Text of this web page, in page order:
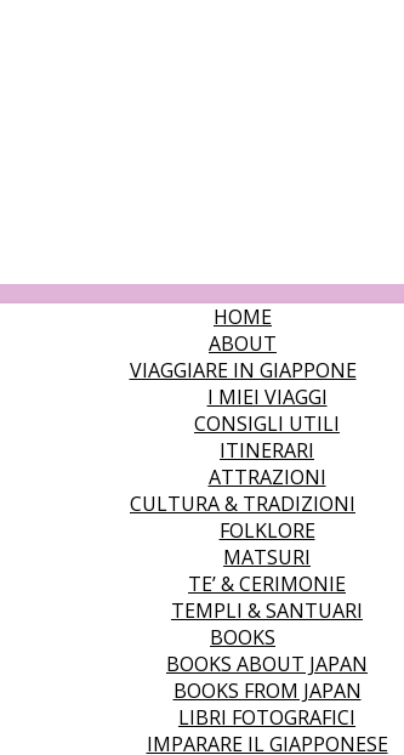
HOME
ABOUT
VIAGGIARE IN GIAPPONE
I MIEI VIAGGI
CONSIGLI UTILI
ITINERARI
ATTRAZIONI
CULTURA & TRADIZIONI
FOLKLORE
MATSURI
TE’ & CERIMONIE
TEMPLI & SANTUARI
BOOKS
BOOKS ABOUT JAPAN
BOOKS FROM JAPAN
LIBRI FOTOGRAFICI
IMPARARE IL GIAPPONESE